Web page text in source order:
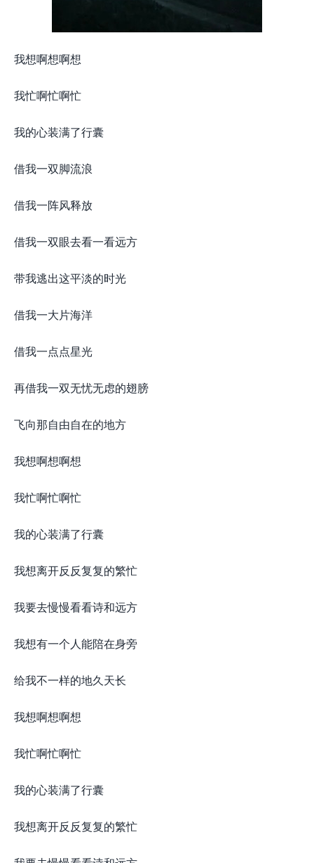
我想啊想啊想
我忙啊忙啊忙
我的心装满了行囊
借我一双脚流浪
借我一阵风释放
借我一双眼去看一看远方
带我逃出这平淡的时光
借我一大片海洋
借我一点点星光
再借我一双无忧无虑的翅膀
飞向那自由自在的地方
我想啊想啊想
我忙啊忙啊忙
我的心装满了行囊
我想离开反反复复的繁忙
我要去慢慢看看诗和远方
我想有一个人能陪在身旁
给我不一样的地久天长
我想啊想啊想
我忙啊忙啊忙
我的心装满了行囊
我想离开反反复复的繁忙